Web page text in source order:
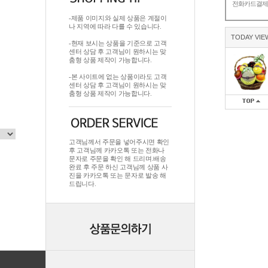
전화카드결제
TODAY
-제품 이미지와 실제 상품은 계절이
나 지역에 따라 다를 수 있습니다.
-현재 보시는 상품을 기준으로 고객
센터 상담 후 고객님이 원하시는 맞
춤형 상품 제작이 가능합니다.
-본 사이트에 없는 상품이라도 고객
센터 상담 후 고객님이 원하시는 맞
춤형 상품 제작이 가능합니다.
고객님께서 주문을 넣어주시면 확인
후 고객님께 카카오톡 또는 전화나
문자로 주문을 확인 해 드리며.배송
완료 후 주문 하신 고객님께 상품 사
진을 카카오톡 또는 문자로 발송 해
드립니다.